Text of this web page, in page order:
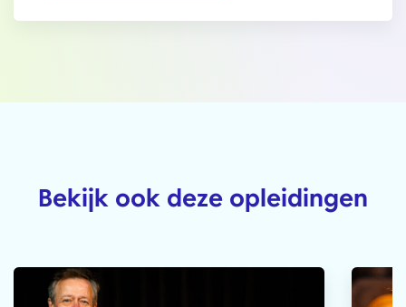
Bekijk ook deze opleidingen